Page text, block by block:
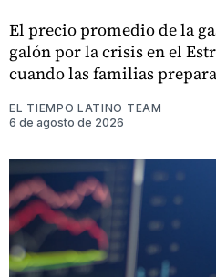
El precio promedio de la
galón por la crisis en el
cuando las familias
EL TIEMPO LATINO TEAM
6 de agosto de 2026